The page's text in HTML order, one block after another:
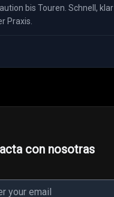
bis Touren. Schnell, klar
Praxis.
con nosotras